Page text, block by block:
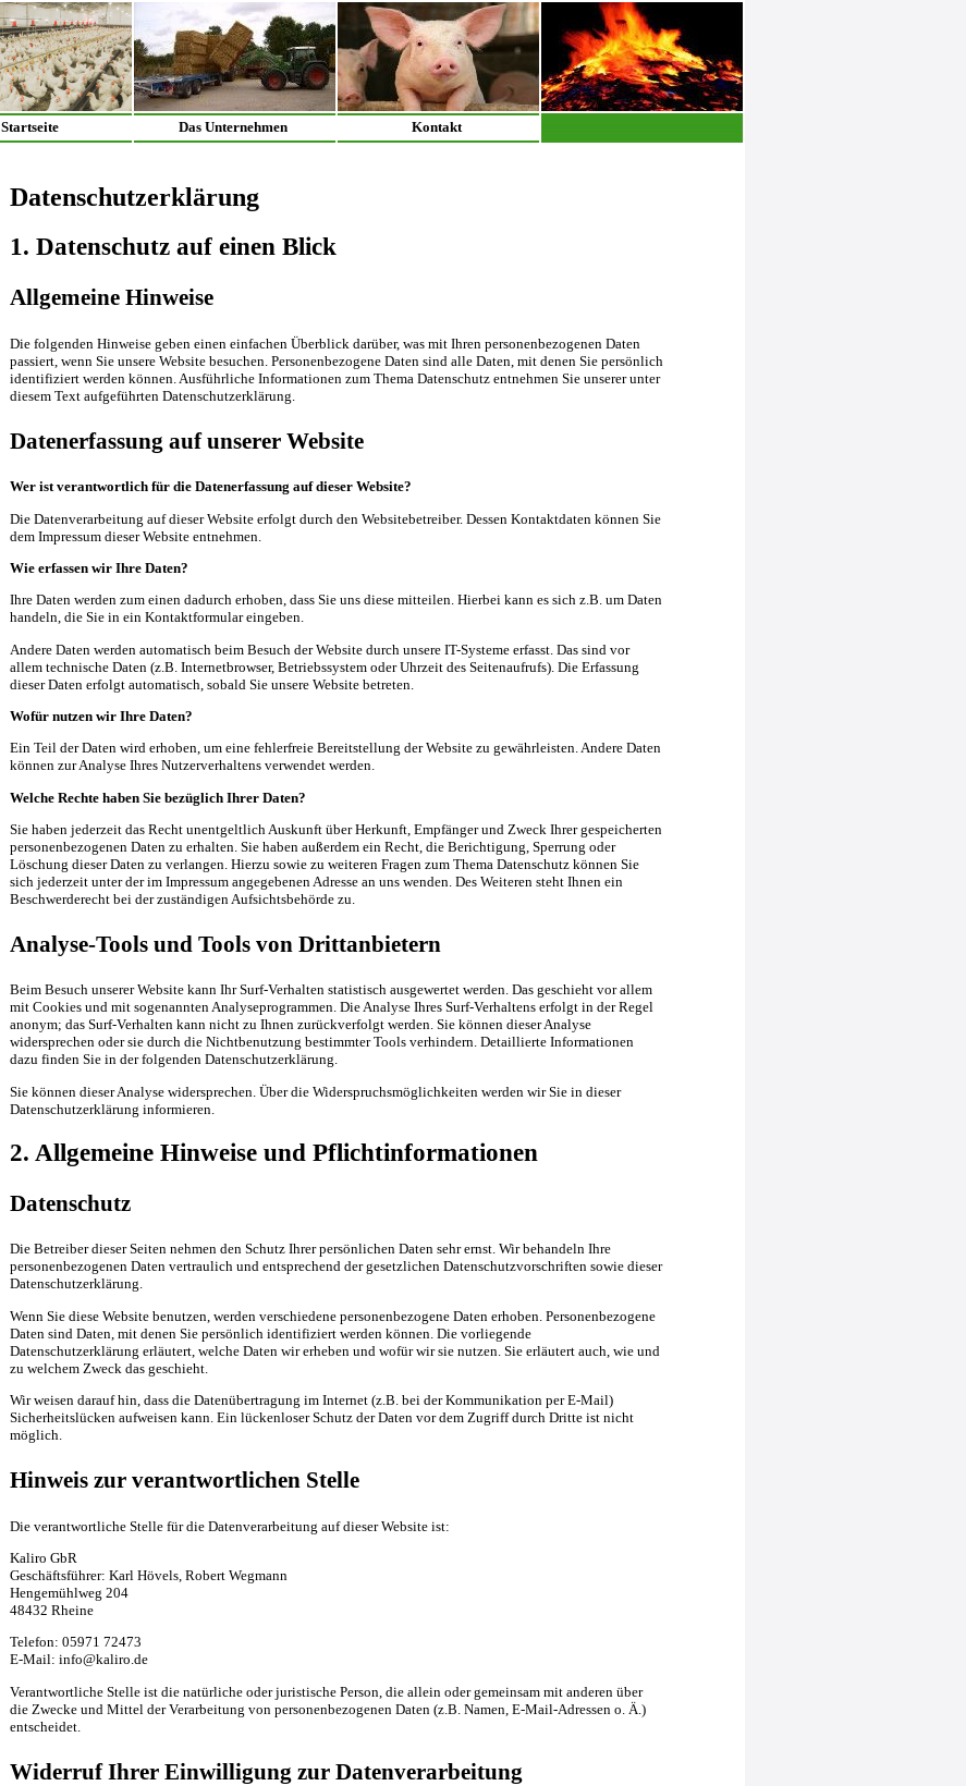
Startseite Das Unternehmen Kontakt
Datenschutzerklärung
1. Datenschutz auf einen Blick
Allgemeine Hinweise
Die folgenden Hinweise geben einen einfachen Überblick darüber, was mit Ihren personenbezogenen Daten
passiert, wenn Sie unsere Website besuchen. Personenbezogene Daten sind alle Daten, mit denen Sie persönlich
identifiziert werden können. Ausführliche Informationen zum Thema Datenschutz entnehmen Sie unserer unter
diesem Text aufgeführten Datenschutzerklärung.
Datenerfassung auf unserer Website
Wer ist verantwortlich für die Datenerfassung auf dieser Website?
Die Datenverarbeitung auf dieser Website erfolgt durch den Websitebetreiber. Dessen Kontaktdaten können Sie
dem Impressum dieser Website entnehmen.
Wie erfassen wir Ihre Daten?
Ihre Daten werden zum einen dadurch erhoben, dass Sie uns diese mitteilen. Hierbei kann es sich z.B. um Daten
handeln, die Sie in ein Kontaktformular eingeben.
Andere Daten werden automatisch beim Besuch der Website durch unsere IT-Systeme erfasst. Das sind vor
allem technische Daten (z.B. Internetbrowser, Betriebssystem oder Uhrzeit des Seitenaufrufs). Die Erfassung
dieser Daten erfolgt automatisch, sobald Sie unsere Website betreten.
Wofür nutzen wir Ihre Daten?
Ein Teil der Daten wird erhoben, um eine fehlerfreie Bereitstellung der Website zu gewährleisten. Andere Daten
können zur Analyse Ihres Nutzerverhaltens verwendet werden.
Welche Rechte haben Sie bezüglich Ihrer Daten?
Sie haben jederzeit das Recht unentgeltlich Auskunft über Herkunft, Empfänger und Zweck Ihrer gespeicherten
personenbezogenen Daten zu erhalten. Sie haben außerdem ein Recht, die Berichtigung, Sperrung oder
Löschung dieser Daten zu verlangen. Hierzu sowie zu weiteren Fragen zum Thema Datenschutz können Sie
sich jederzeit unter der im Impressum angegebenen Adresse an uns wenden. Des Weiteren steht Ihnen ein
Beschwerderecht bei der zuständigen Aufsichtsbehörde zu.
Analyse-Tools und Tools von Drittanbietern
Beim Besuch unserer Website kann Ihr Surf-Verhalten statistisch ausgewertet werden. Das geschieht vor allem
mit Cookies und mit sogenannten Analyseprogrammen. Die Analyse Ihres Surf-Verhaltens erfolgt in der Regel
anonym; das Surf-Verhalten kann nicht zu Ihnen zurückverfolgt werden. Sie können dieser Analyse
widersprechen oder sie durch die Nichtbenutzung bestimmter Tools verhindern. Detaillierte Informationen
dazu finden Sie in der folgenden Datenschutzerklärung.
Sie können dieser Analyse widersprechen. Über die Widerspruchsmöglichkeiten werden wir Sie in dieser
Datenschutzerklärung informieren.
2. Allgemeine Hinweise und Pflichtinformationen
Datenschutz
Die Betreiber dieser Seiten nehmen den Schutz Ihrer persönlichen Daten sehr ernst. Wir behandeln Ihre
personenbezogenen Daten vertraulich und entsprechend der gesetzlichen Datenschutzvorschriften sowie dieser
Datenschutzerklärung.
Wenn Sie diese Website benutzen, werden verschiedene personenbezogene Daten erhoben. Personenbezogene
Daten sind Daten, mit denen Sie persönlich identifiziert werden können. Die vorliegende
Datenschutzerklärung erläutert, welche Daten wir erheben und wofür wir sie nutzen. Sie erläutert auch, wie und
zu welchem Zweck das geschieht.
Wir weisen darauf hin, dass die Datenübertragung im Internet (z.B. bei der Kommunikation per E-Mail)
Sicherheitslücken aufweisen kann. Ein lückenloser Schutz der Daten vor dem Zugriff durch Dritte ist nicht
möglich.
Hinweis zur verantwortlichen Stelle
Die verantwortliche Stelle für die Datenverarbeitung auf dieser Website ist:
Kaliro GbR
Geschäftsführer: Karl Hövels, Robert Wegmann
Hengemühlweg 204
48432 Rheine
Telefon: 05971 72473
E-Mail: info@kaliro.de
Verantwortliche Stelle ist die natürliche oder juristische Person, die allein oder gemeinsam mit anderen über
die Zwecke und Mittel der Verarbeitung von personenbezogenen Daten (z.B. Namen, E-Mail-Adressen o. Ä.)
entscheidet.
Widerruf Ihrer Einwilligung zur Datenverarbeitung